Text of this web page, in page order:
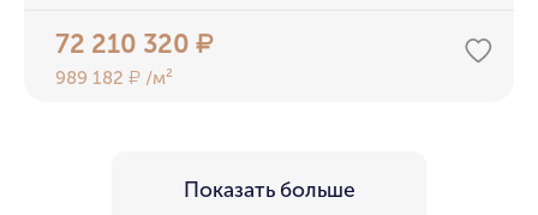
72 210 320₽
989 182₽ /м²
Показать больше